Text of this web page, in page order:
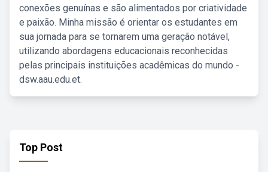
conexões genuínas e são alimentados por criatividade
e paixão. Minha missão é orientar os estudantes em
sua jornada para se tornarem uma geração notável,
utilizando abordagens educacionais reconhecidas
pelas principais instituições acadêmicas do mundo -
dsw.aau.edu.et.
Top Post